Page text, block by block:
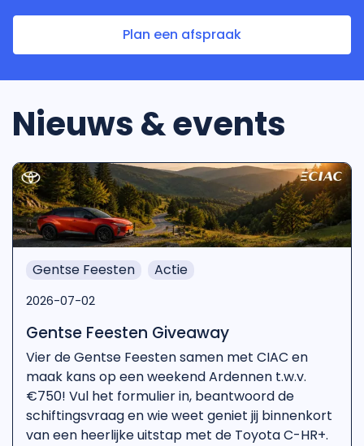
Plan een afspraak
Nieuws & events
Gentse Feesten Actie
2026-07-02
Gentse Feesten Giveaway
Vier de Gentse Feesten samen met CIAC en
maak kans op een weekend Ardennen t.w.v.
€750! Vul het formulier in, beantwoord de
schiftingsvraag en wie weet geniet jij binnenkort
van een heerlijke uitstap met de Toyota C-HR+.